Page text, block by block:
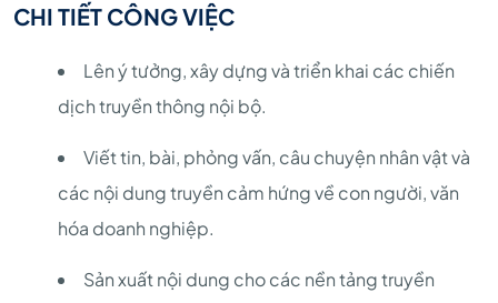
CHI TIẾT CÔNG VIỆC
Lên ý tưởng, xây dựng và triển khai các chiến
dịch truyền thông nội bộ.
Viết tin, bài, phỏng vấn, câu chuyện nhân vật và
các nội dung truyền cảm hứng về con người, văn
hóa doanh nghiệp.
Sản xuất nội dung cho các nền tảng truyền